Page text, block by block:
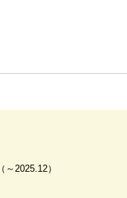
2025.12）